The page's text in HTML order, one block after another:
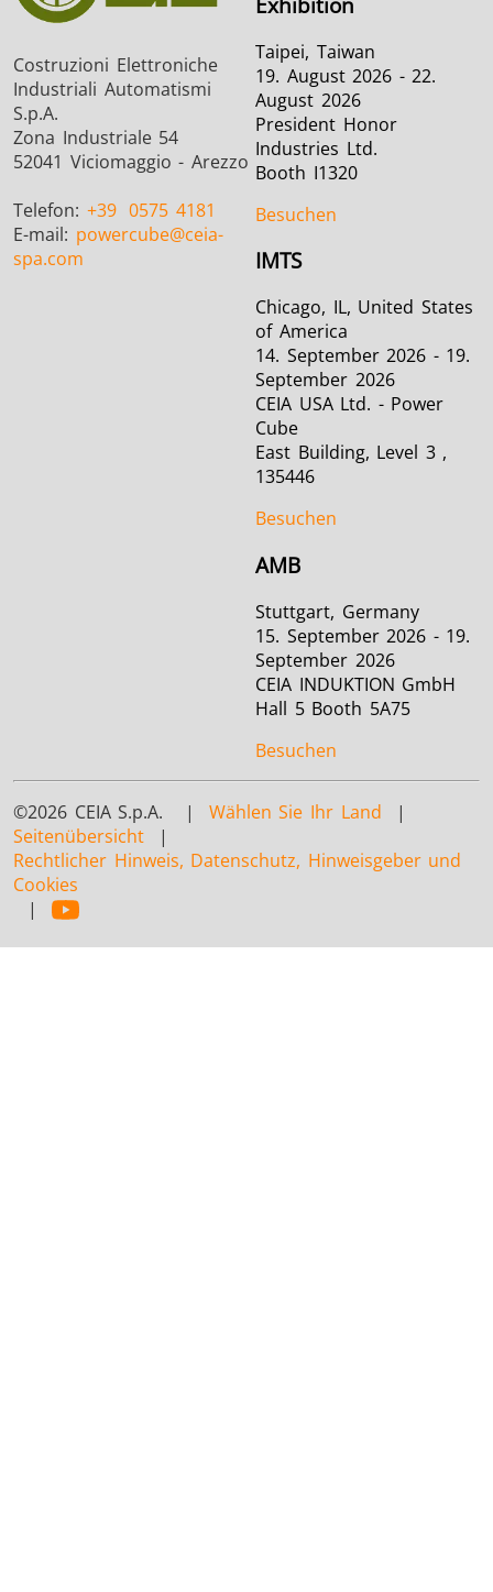
Costruzioni Elettroniche
Industriali Automatismi
S.p.A.
Zona Industriale 54
52041 Viciomaggio - Arezzo
Telefon: +39 0575 4181
E-mail: powercube@ceia-
spa.com
Taipei, Taiwan
19. August 2026 - 22.
August 2026
President Honor
Industries Ltd.
Booth I1320
Besuchen
IMTS
Chicago, IL, United States
of America
14. September 2026 - 19.
September 2026
CEIA USA Ltd. - Power
Cube
East Building, Level 3 ,
135446
Besuchen
AMB
Stuttgart, Germany
15. September 2026 - 19.
September 2026
CEIA INDUKTION GmbH
Hall 5 Booth 5A75
Besuchen
©2026 CEIA S.p.A. | Wählen Sie Ihr Land |
Seitenübersicht |
Rechtlicher Hinweis, Datenschutz, Hinweisgeber und
Cookies
|